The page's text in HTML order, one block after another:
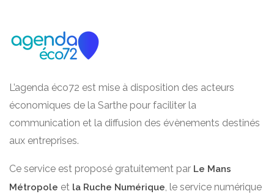
L’agenda éco72 est mise à disposition des acteurs
économiques de la Sarthe pour faciliter la
communication et la diffusion des évènements destinés
aux entreprises.
Ce service est proposé gratuitement par Le Mans
Métropole et la Ruche Numérique, le service numérique